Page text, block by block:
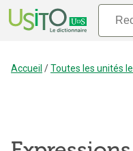
Accueil /Toutes les unités